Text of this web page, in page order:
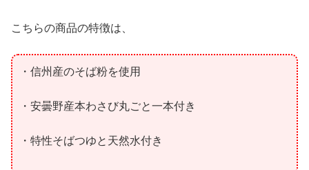
こちらの商品の特徴は、
・信州産のそば粉を使用
・安曇野産本わさび丸ごと一本付き
・特性そばつゆと天然水付き